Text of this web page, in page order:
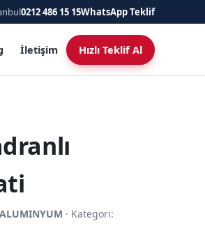
0212 486 15 15WhatsApp Teklif
İletişim Hızlı Teklif Al
· Kategori: